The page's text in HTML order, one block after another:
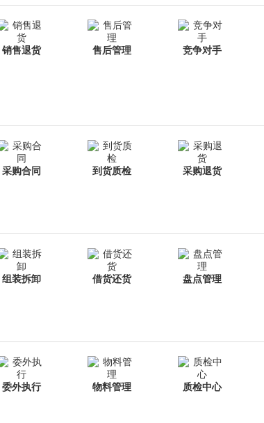
销售退货 售后管理 竞争对手
采购合同 到货质检 采购退货
组装拆卸 借货还货 盘点管理
委外执行 物料管理 质检中心